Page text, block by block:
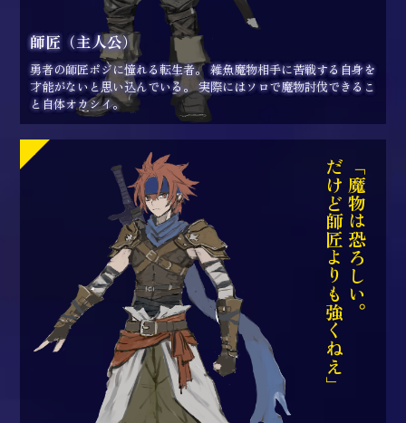
師匠（主人公）
勇者の師匠ポジに憧れる転生者。 雑魚魔物相手に苦戦する自身を
才能がないと思い込んでいる。 実際にはソロで魔物討伐できるこ
と自体オカシイ。
「魔物は恐ろしい。
だけど師匠よりも強くねえ」